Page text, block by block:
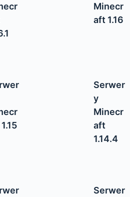
Minecr
aft 1.16
Serwer
y
Minecr
aft
1.14.4
Serwer